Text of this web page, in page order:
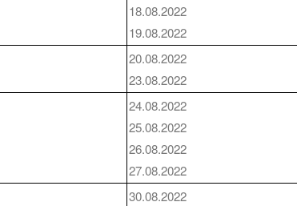
18.08.2022
19.08.2022
20.08.2022
23.08.2022
24.08.2022
25.08.2022
26.08.2022
27.08.2022
30.08.2022